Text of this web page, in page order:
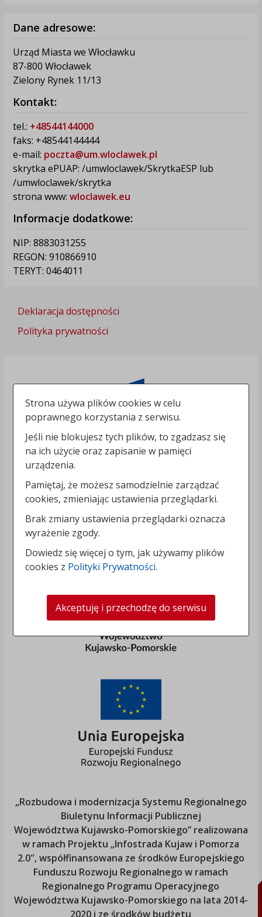
Dane adresowe:
Urząd Miasta we Włocławku
87-800 Włocławek
Zielony Rynek 11/13
Kontakt:
tel.: +48544144000
faks: +48544144444
e-mail: poczta@um.wloclawek.pl
skrytka ePUAP: /umwloclawek/SkrytkaESP lub
/umwloclawek/skrytka
strona www: wloclawek.eu
Informacje dodatkowe:
NIP: 8883031255
REGON: 910866910
TERYT: 0464011
Deklaracja dostępności
Polityka prywatności
„Rozbudowa i modernizacja Systemu Regionalnego
Biuletynu Informacji Publicznej
Województwa Kujawsko-Pomorskiego” realizowana
w ramach Projektu „Infostrada Kujaw i Pomorza
2.0", współfinansowana ze środków Europejskiego
Funduszu Rozwoju Regionalnego w ramach
Regionalnego Programu Operacyjnego
Województwa Kujawsko-Pomorskiego na lata 2014-
2020 i ze środków budżetu
Strona używa plików cookies w celu
poprawnego korzystania z serwisu.
Jeśli nie blokujesz tych plików, to zgadzasz się
na ich użycie oraz zapisanie w pamięci
urządzenia.
Pamiętaj, że możesz samodzielnie zarządzać
cookies, zmieniając ustawienia przeglądarki.
Brak zmiany ustawienia przeglądarki oznacza
wyrażenie zgody.
Dowiedz się więcej o tym, jak używamy plików
cookies z Polityki Prywatności.
Akceptuję i przechodzę do serwisu